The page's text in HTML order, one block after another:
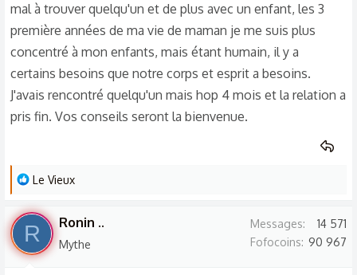
mal à trouver quelqu'un et de plus avec un enfant, les 3
première années de ma vie de maman je me suis plus
concentré à mon enfants, mais étant humain, il y a
certains besoins que notre corps et esprit a besoins.
J'avais rencontré quelqu'un mais hop 4 mois et la relation a
pris fin. Vos conseils seront la bienvenue.
L
s
r
é
Le Vieux
R Ronin ..
Mythe
Messages
14 571
Fofocoins 90 967